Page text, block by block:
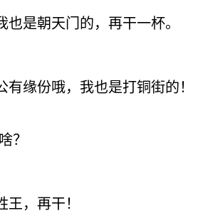
也是朝天门的，再干一杯。
有缘份哦，我也是打铜街的！
？
，再干！